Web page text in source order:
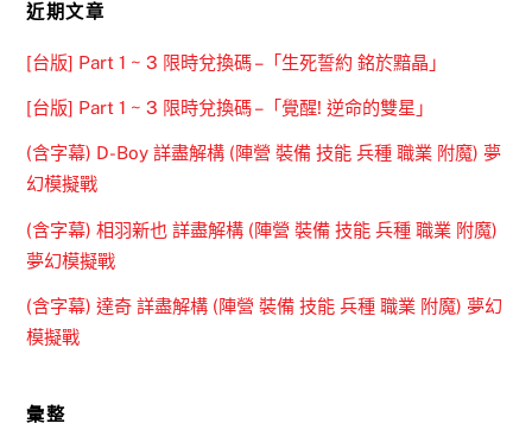
近期文章
[台版] Part 1 ~ 3 限時兌換碼 –「生死誓約 銘於黯晶」
[台版] Part 1 ~ 3 限時兌換碼 –「覺醒! 逆命的雙星」
(含字幕) D-Boy 詳盡解構 (陣營 裝備 技能 兵種 職業 附魔) 夢
幻模擬戰
(含字幕) 相羽新也 詳盡解構 (陣營 裝備 技能 兵種 職業 附魔)
夢幻模擬戰
(含字幕) 達奇 詳盡解構 (陣營 裝備 技能 兵種 職業 附魔) 夢幻
模擬戰
彙整